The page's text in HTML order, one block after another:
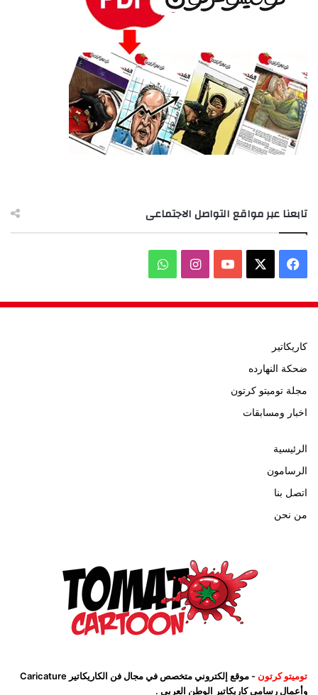
تابعنا عبر مواقع التواصل الاجتماعى
فيسبوك ‫YouTubeانستقرامواتساب
كاريكاتير
ضحكة النهارده
مجلة توميتو كرتون
اخبار ومسابقات
الرئيسية
الرسامون
اتصل بنا
من نحن
توميتو كرتون
- موقع إلكتروني متخصص في مجال فن الكاريكاتير Caricature
وأعمال رسامي كاريكاتير الوطن العربي .